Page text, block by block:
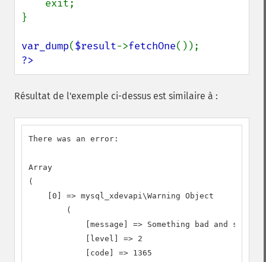
}
var_dump($result->fetchOne
?>
Résultat de l'exemple ci-dessus est similaire à :
There was an error:
Array
(
    [0] => mysql_xdevapi\Warning Object
        (
            [message] => Something bad and so on
            [level] => 2
            [code] => 1365